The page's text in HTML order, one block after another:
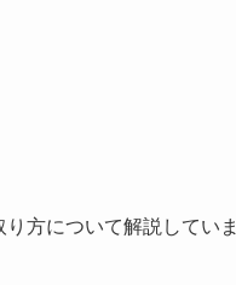
方について解説していま